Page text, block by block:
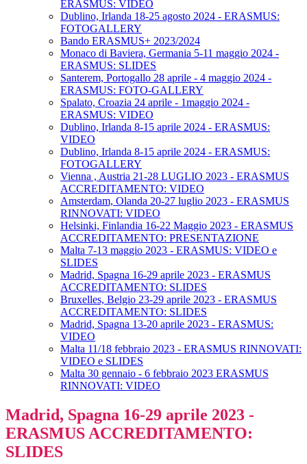
ERASMUS: VIDEO
Dublino, Irlanda 18-25 agosto 2024 - ERASMUS:
FOTOGALLERY
Bando ERASMUS+ 2023/2024
Monaco di Baviera, Germania 5-11 maggio 2024 -
ERASMUS: SLIDES
Santerem, Portogallo 28 aprile - 4 maggio 2024 -
ERASMUS: FOTO-GALLERY
Spalato, Croazia 24 aprile - 1maggio 2024 -
ERASMUS: VIDEO
Dublino, Irlanda 8-15 aprile 2024 - ERASMUS:
VIDEO
Dublino, Irlanda 8-15 aprile 2024 - ERASMUS:
FOTOGALLERY
Vienna , Austria 21-28 LUGLIO 2023 - ERASMUS
ACCREDITAMENTO: VIDEO
Amsterdam, Olanda 20-27 luglio 2023 - ERASMUS
RINNOVATI: VIDEO
Helsinki, Finlandia 16-22 Maggio 2023 - ERASMUS
ACCREDITAMENTO: PRESENTAZIONE
Malta 7-13 maggio 2023 - ERASMUS: VIDEO e
SLIDES
Madrid, Spagna 16-29 aprile 2023 - ERASMUS
ACCREDITAMENTO: SLIDES
Bruxelles, Belgio 23-29 aprile 2023 - ERASMUS
ACCREDITAMENTO: SLIDES
Madrid, Spagna 13-20 aprile 2023 - ERASMUS:
VIDEO
Malta 11/18 febbraio 2023 - ERASMUS RINNOVATI:
VIDEO e SLIDES
Malta 30 gennaio - 6 febbraio 2023 ERASMUS
RINNOVATI: VIDEO
Madrid, Spagna 16-29 aprile 2023 -
ERASMUS ACCREDITAMENTO:
SLIDES